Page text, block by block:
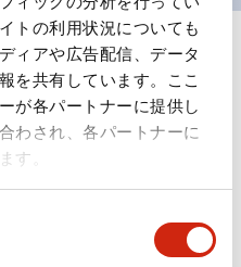
トの利用状況についても
ィアや広告配信、データ
を共有しています。ここ
が各パートナーに提供し
わされ、各パートナーに
す。
すべて展開